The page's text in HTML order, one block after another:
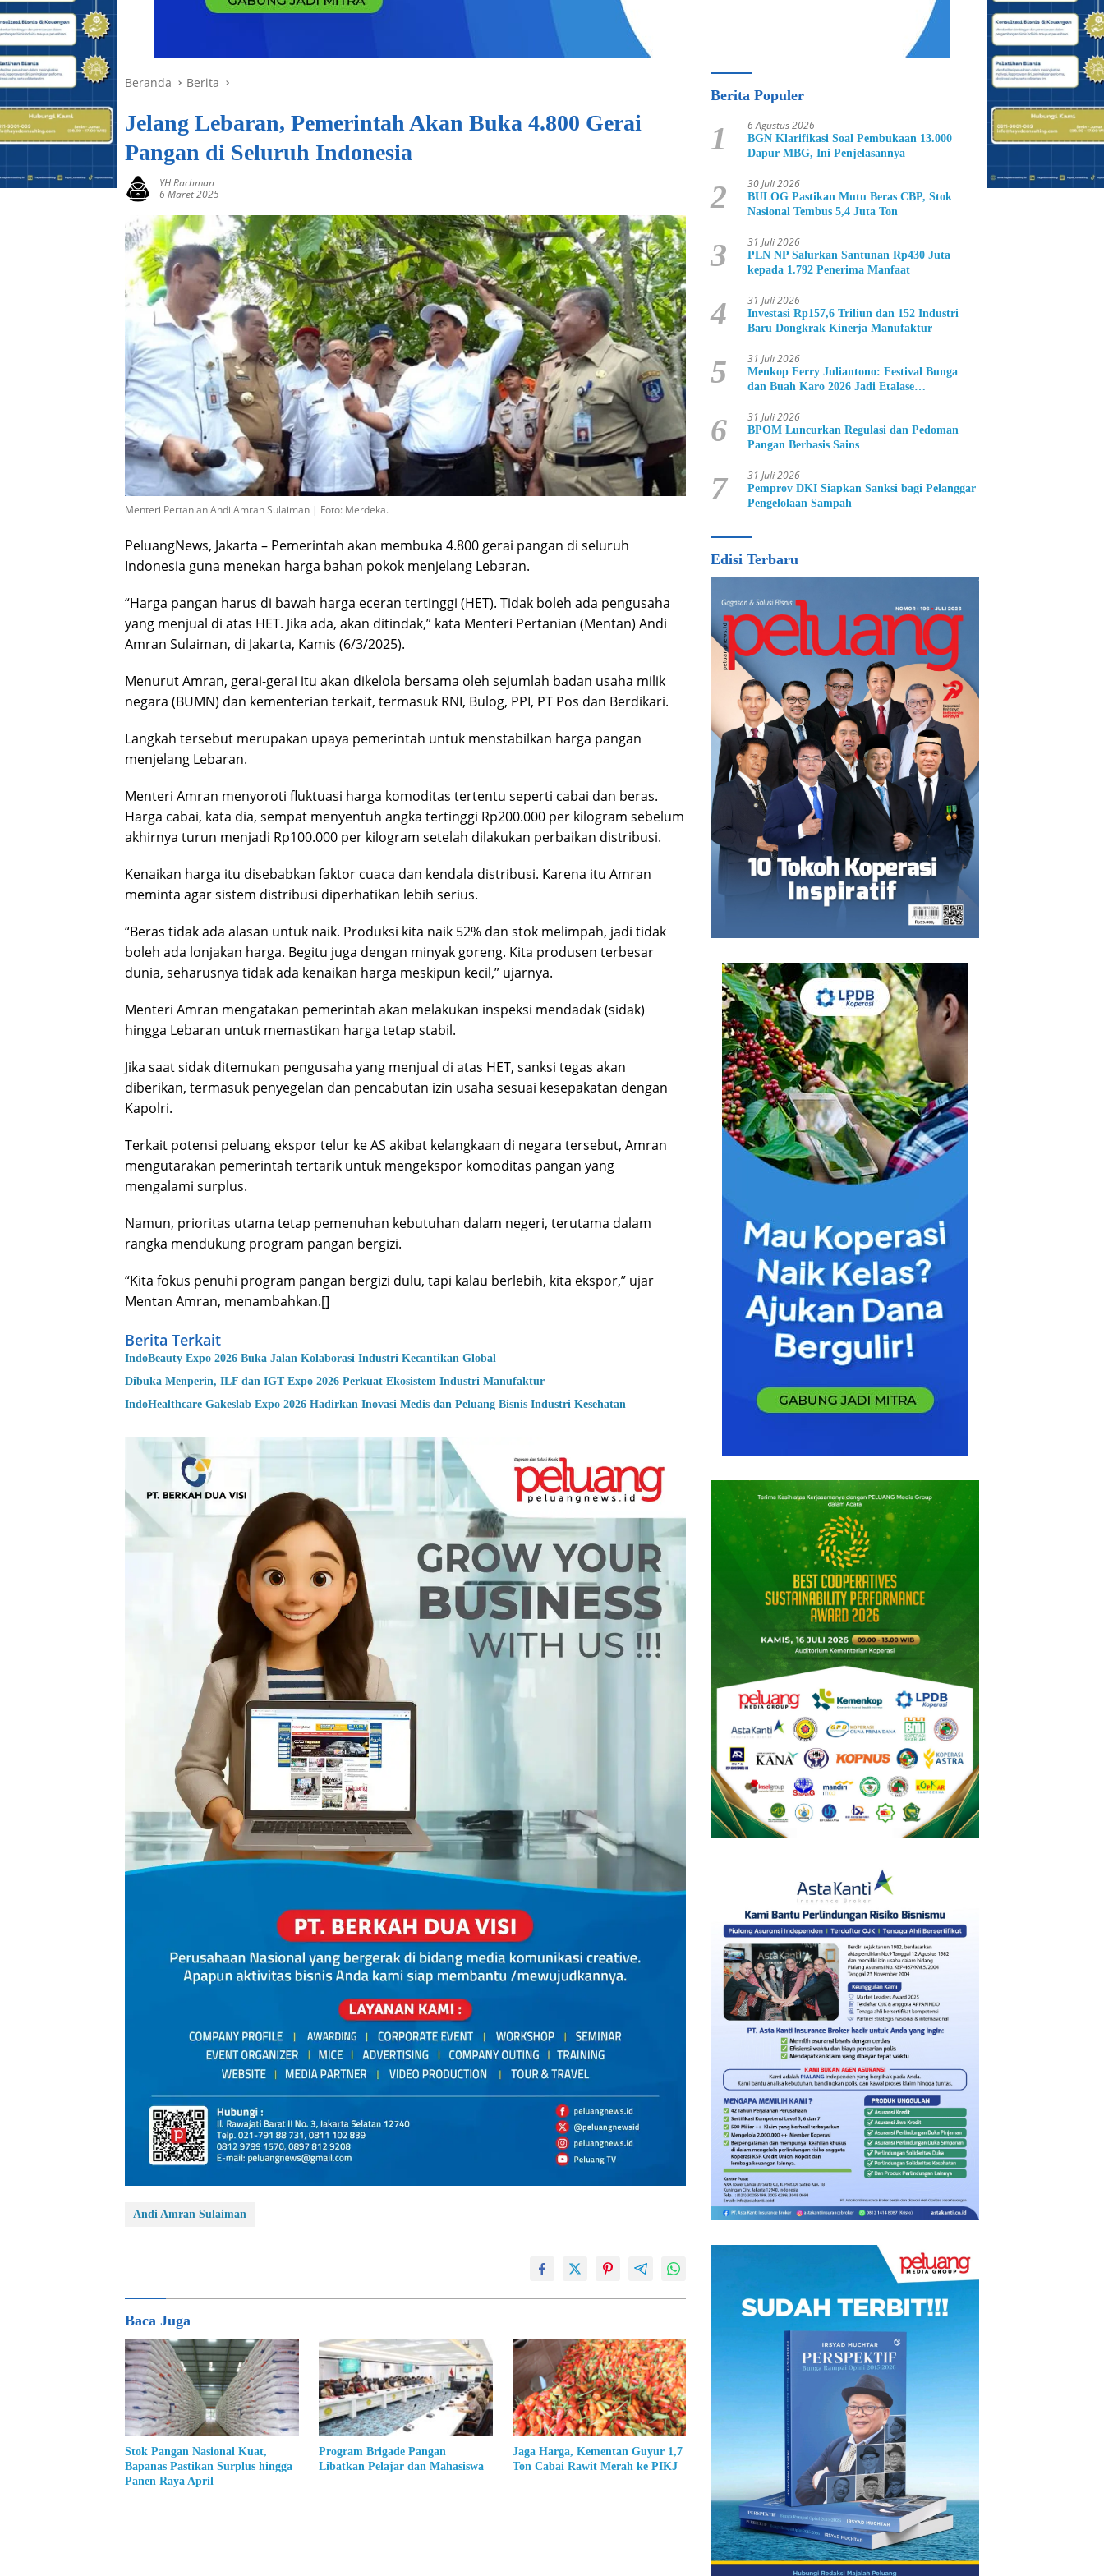
Beranda Berita
Jelang Lebaran, Pemerintah Akan Buka 4.800 Gerai
Pangan di Seluruh Indonesia
YH Rachman
6 Maret 2025
Menteri Pertanian Andi Amran Sulaiman | Foto: Merdeka.
PeluangNews, Jakarta – Pemerintah akan membuka 4.800 gerai pangan di seluruh
Indonesia guna menekan harga bahan pokok menjelang Lebaran.
“Harga pangan harus di bawah harga eceran tertinggi (HET). Tidak boleh ada pengusaha
yang menjual di atas HET. Jika ada, akan ditindak,” kata Menteri Pertanian (Mentan) Andi
Amran Sulaiman, di Jakarta, Kamis (6/3/2025).
Menurut Amran, gerai-gerai itu akan dikelola bersama oleh sejumlah badan usaha milik
negara (BUMN) dan kementerian terkait, termasuk RNI, Bulog, PPI, PT Pos dan Berdikari.
Langkah tersebut merupakan upaya pemerintah untuk menstabilkan harga pangan
menjelang Lebaran.
Menteri Amran menyoroti fluktuasi harga komoditas tertentu seperti cabai dan beras.
Harga cabai, kata dia, sempat menyentuh angka tertinggi Rp200.000 per kilogram sebelum
akhirnya turun menjadi Rp100.000 per kilogram setelah dilakukan perbaikan distribusi.
Kenaikan harga itu disebabkan faktor cuaca dan kendala distribusi. Karena itu Amran
meminta agar sistem distribusi diperhatikan lebih serius.
“Beras tidak ada alasan untuk naik. Produksi kita naik 52% dan stok melimpah, jadi tidak
boleh ada lonjakan harga. Begitu juga dengan minyak goreng. Kita produsen terbesar
dunia, seharusnya tidak ada kenaikan harga meskipun kecil,” ujarnya.
Menteri Amran mengatakan pemerintah akan melakukan inspeksi mendadak (sidak)
hingga Lebaran untuk memastikan harga tetap stabil.
Jika saat sidak ditemukan pengusaha yang menjual di atas HET, sanksi tegas akan
diberikan, termasuk penyegelan dan pencabutan izin usaha sesuai kesepakatan dengan
Kapolri.
Terkait potensi peluang ekspor telur ke AS akibat kelangkaan di negara tersebut, Amran
mengutarakan pemerintah tertarik untuk mengekspor komoditas pangan yang
mengalami surplus.
Namun, prioritas utama tetap pemenuhan kebutuhan dalam negeri, terutama dalam
rangka mendukung program pangan bergizi.
“Kita fokus penuhi program pangan bergizi dulu, tapi kalau berlebih, kita ekspor,” ujar
Mentan Amran, menambahkan.[]
Berita Terkait
IndoBeauty Expo 2026 Buka Jalan Kolaborasi Industri Kecantikan Global
Dibuka Menperin, ILF dan IGT Expo 2026 Perkuat Ekosistem Industri Manufaktur
IndoHealthcare Gakeslab Expo 2026 Hadirkan Inovasi Medis dan Peluang Bisnis Industri Kesehatan
Andi Amran Sulaiman
Baca Juga
Stok Pangan Nasional Kuat,
Bapanas Pastikan Surplus hingga
Panen Raya April
Program Brigade Pangan
Libatkan Pelajar dan Mahasiswa
Jaga Harga, Kementan Guyur 1,7
Ton Cabai Rawit Merah ke PIKJ
Berita Populer
1 6 Agustus 2026
BGN Klarifikasi Soal Pembukaan 13.000
Dapur MBG, Ini Penjelasannya
2 30 Juli 2026
BULOG Pastikan Mutu Beras CBP, Stok
Nasional Tembus 5,4 Juta Ton
3 31 Juli 2026
PLN NP Salurkan Santunan Rp430 Juta
kepada 1.792 Penerima Manfaat
4 31 Juli 2026
Investasi Rp157,6 Triliun dan 152 Industri
Baru Dongkrak Kinerja Manufaktur
5 31 Juli 2026
Menkop Ferry Juliantono: Festival Bunga
dan Buah Karo 2026 Jadi Etalase
6 31 Juli 2026
BPOM Luncurkan Regulasi dan Pedoman
Pangan Berbasis Sains
7 31 Juli 2026
Pemprov DKI Siapkan Sanksi bagi Pelanggar
Pengelolaan Sampah
Edisi Terbaru